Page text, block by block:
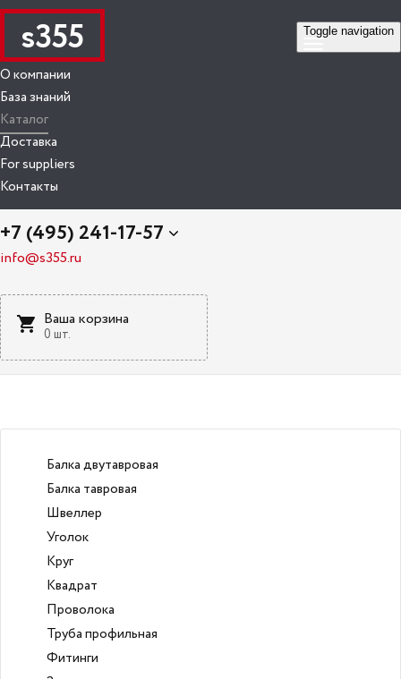
s355 Toggle navigation
О компании
База знаний
Каталог
Доставка
For suppliers
Контакты
+7 (495) 241-17-57
info@s355.ru
Ваша корзина
0 шт.
Балка двутавровая
Балка тавровая
Швеллер
Уголок
Круг
Квадрат
Проволока
Труба профильная
Фитинги